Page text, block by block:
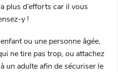
plus d’efforts car il vous
y !
ou une personne âgée,
ne tire pas trop, ou attachez
un adulte afin de sécuriser le